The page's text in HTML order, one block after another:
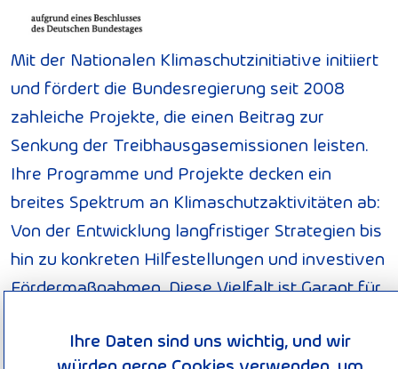
Mit der Nationalen Klimaschutzinitiative initiiert
und fördert die Bundesregierung seit 2008
zahleiche Projekte, die einen Beitrag zur
Senkung der Treibhausgasemissionen leisten.
Ihre Programme und Projekte decken ein
breites Spektrum an Klimaschutzaktivitäten ab:
Von der Entwicklung langfristiger Strategien bis
hin zu konkreten Hilfestellungen und investiven
Fördermaßnahmen. Diese Vielfalt ist Garant für
trägt zu einer Verankerung des Klimaschutzes
Ihre Daten sind uns wichtig, und wir